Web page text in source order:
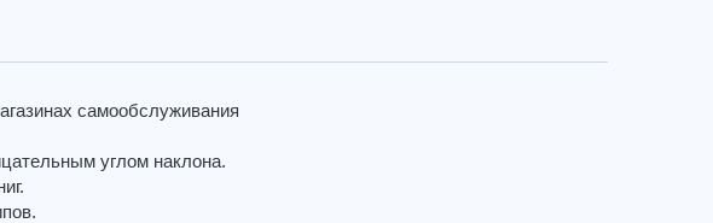
самообслуживания
углом наклона.